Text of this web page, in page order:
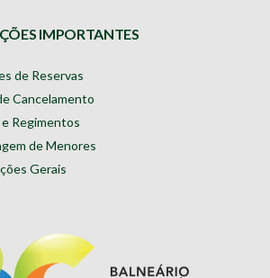
IMPORTANTES
de Reservas
Cancelamento
Regimentos
de Menores
Gerais